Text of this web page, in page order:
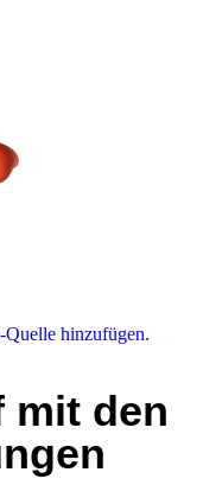
hinzufügen.
mit den